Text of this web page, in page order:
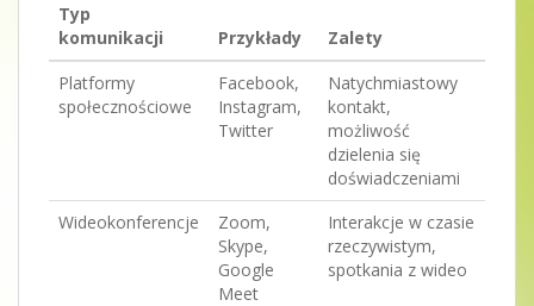
Typ
komunikacji
Przykłady
Zalety
Platformy
społecznościowe
Facebook,
Instagram,
Twitter
Natychmiastowy
kontakt,
możliwość
dzielenia się
doświadczeniami
Wideokonferencje
Zoom,
Skype,
Google
Meet
Interakcje w czasie
rzeczywistym,
spotkania z wideo